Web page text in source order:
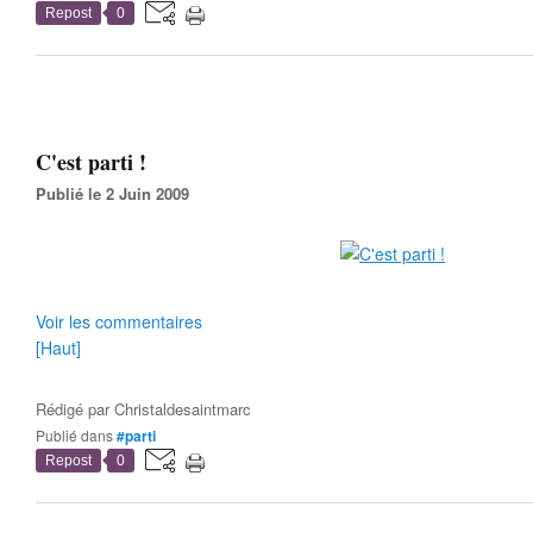
Repost 0
C'est parti !
Publié le 2 Juin 2009
Voir les commentaires
[Haut]
Rédigé parChristaldesaintmarc
Publié dans#parti
Repost 0